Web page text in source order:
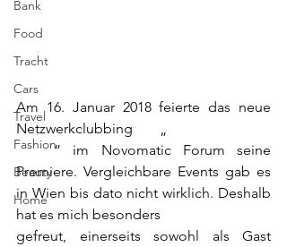
Bank
Food
Tracht
Cars
Travel
Fashion
Beauty
Home
Am 16. Januar 2018 feierte das neue
Netzwerkclubbing „
Pearls“ im Novomatic Forum seine
Premiere. Vergleichbare Events gab es
in Wien bis dato nicht wirklich. Deshalb
hat es mich besonders
gefreut, einerseits sowohl als Gast